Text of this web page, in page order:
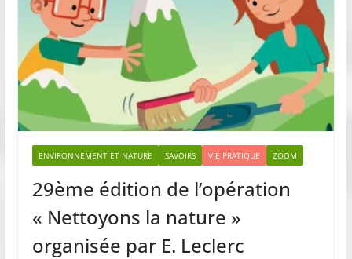
ENVIRONNEMENT ET NATURE SAVOIRS VIE PRATIQUE ZOOM
29ème édition de l’opération
« Nettoyons la nature »
organisée par E. Leclerc